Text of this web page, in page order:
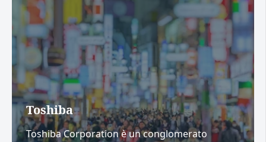
Toshiba
Toshiba Corporation è un conglomerato